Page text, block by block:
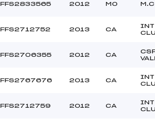
FFS2833565 2012 MO
FFS2712752 2013 CA
FFS2706355 2012 CA
FFS2767676 2013 CA
FFS2712759 2012 CA